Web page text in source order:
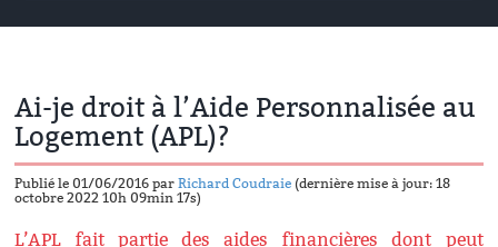
Ai-je droit à l’Aide Personnalisée au
Logement (APL)?
Publié le 01/06/2016 parRichard Coudraie (dernière mise à jour: 18
octobre 2022 10h 09min 17s)
L’APL fait partie des aides financières dont peut